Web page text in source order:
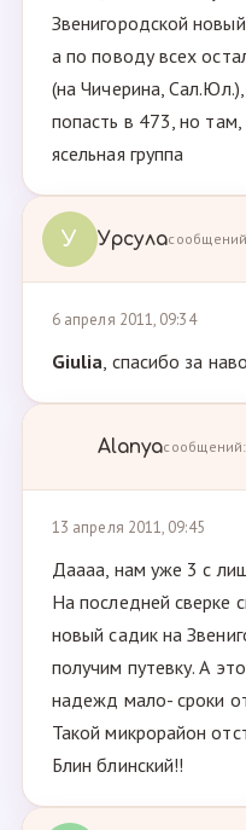
Звенигородской
а по поводу всех
(на Чичерина,
попасть в 473, но
ясельная группа
У Урсула
6 апреля 2011, 09:34
Giulia, спасибо за
Alanyaсообщений:
13 апреля 2011, 09:45
Даааа, нам уже 3 с
На последней сверке
новый садик на
получим путевку. А
надежд мало- сроки
Такой микрорайон
Блин блинский!!